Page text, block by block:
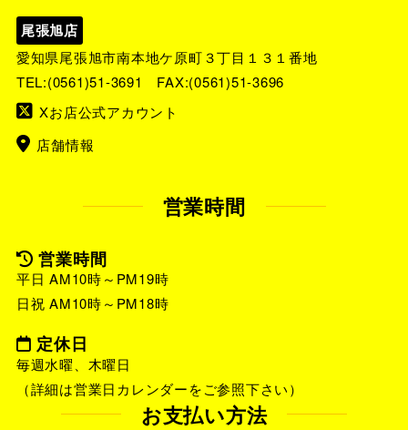
尾張旭店
愛知県尾張旭市南本地ケ原町３丁目１３１番地
TEL:(0561)51-3691
FAX:(0561)51-3696
Xお店公式アカウント
店舗情報
営業時間
営業時間
平日 AM10時～PM19時
日祝 AM10時～PM18時
定休日
毎週水曜、木曜日
（詳細は営業日カレンダーをご参照下さい）
お支払い方法